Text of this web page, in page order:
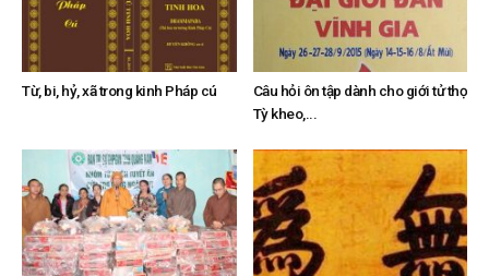
Từ, bi, hỷ, xã trong kinh Pháp cú
Câu hỏi ôn tập dành cho giới tử thọ
Tỳ kheo,...